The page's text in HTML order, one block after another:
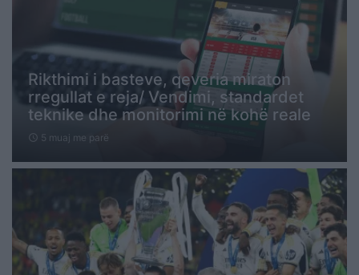
Rikthimi i basteve, qeveria miraton
rregullat e reja/ Vendimi, standardet
teknike dhe monitorimi në kohë reale
schedule 5 muaj me parë